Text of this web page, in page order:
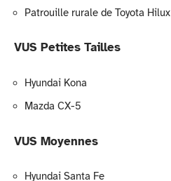
Patrouille rurale de Toyota Hilux
VUS Petites Tailles
Hyundai Kona
Mazda CX-5
VUS Moyennes
Hyundai Santa Fe